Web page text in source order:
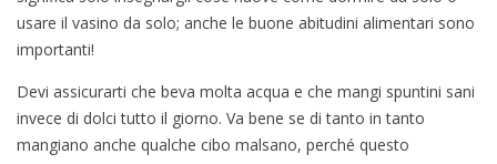
usare il vasino da solo; anche le buone abitudini alimentari sono
importanti!
Devi assicurarti che beva molta acqua e che mangi spuntini sani
invece di dolci tutto il giorno. Va bene se di tanto in tanto
mangiano anche qualche cibo malsano, perché questo